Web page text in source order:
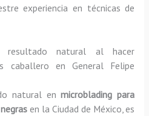
experiencia en técnicas de
resultado natural al hacer
caballero en General Felipe
natural enmicroblading para
en la Ciudad de México, es